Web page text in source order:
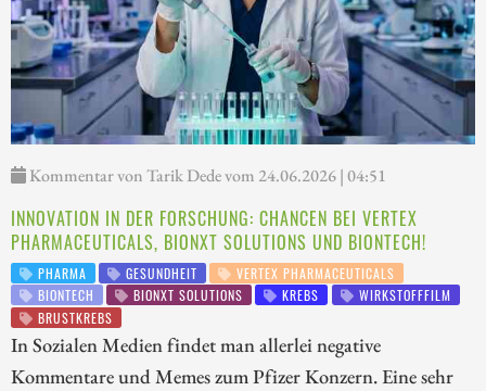
Kommentar von Tarik Dede vom 24.06.2026 | 04:51
INNOVATION IN DER FORSCHUNG: CHANCEN BEI VERTEX
PHARMACEUTICALS, BIONXT SOLUTIONS UND BIONTECH!
PHARMA GESUNDHEIT
VERTEX PHARMACEUTICALS
BIONTECH
BIONXT SOLUTIONS KREBS
WIRKSTOFFFILM
BRUSTKREBS
In Sozialen Medien findet man allerlei negative
Kommentare und Memes zum Pfizer Konzern. Eine sehr